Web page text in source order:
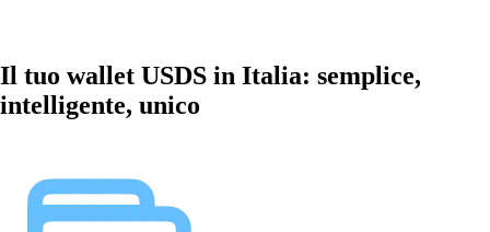
Il tuo wallet USDS in Italia: semplice,
intelligente, unico